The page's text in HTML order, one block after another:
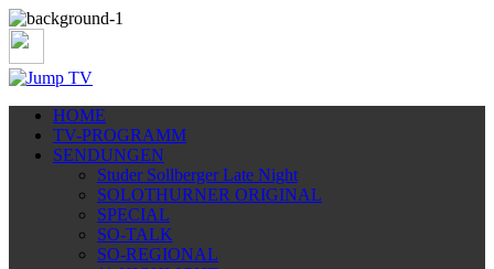
HOME
TV-PROGRAMM
SENDUNGEN
Studer Sollberger Late Night
SOLOTHURNER ORIGINAL
SPECIAL
SO-TALK
SO-REGIONAL